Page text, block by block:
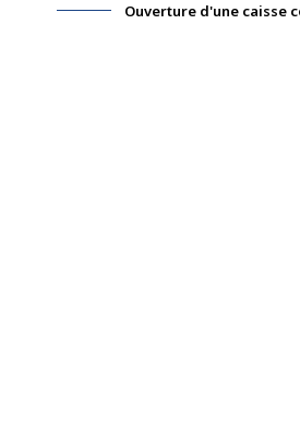
Ouverture d'une caisse